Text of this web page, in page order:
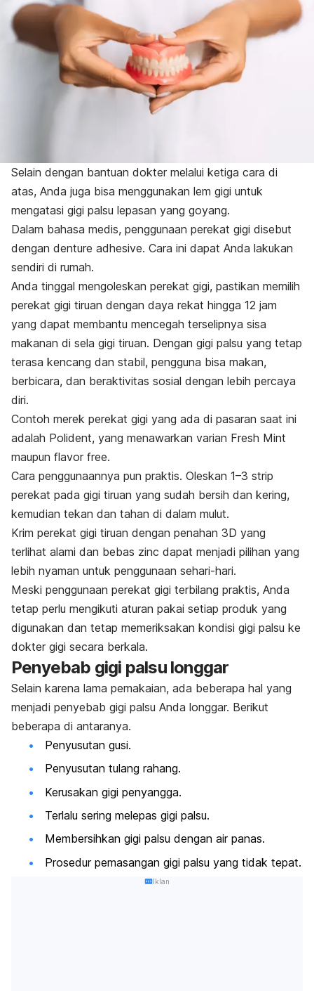
Selain dengan bantuan dokter melalui ketiga cara di
atas, Anda juga bisa menggunakan lem gigi untuk
mengatasi gigi palsu lepasan yang goyang.
Dalam bahasa medis, penggunaan perekat gigi disebut
dengan denture adhesive. Cara ini dapat Anda lakukan
sendiri di rumah.
Anda tinggal mengoleskan perekat gigi, pastikan memilih
perekat gigi tiruan dengan daya rekat hingga 12 jam
yang dapat membantu mencegah terselipnya sisa
makanan di sela gigi tiruan. Dengan gigi palsu yang tetap
terasa kencang dan stabil, pengguna bisa makan,
berbicara, dan beraktivitas sosial dengan lebih percaya
diri.
Contoh merek perekat gigi yang ada di pasaran saat ini
adalah Polident, yang menawarkan varian Fresh Mint
maupun flavor free.
Cara penggunaannya pun praktis. Oleskan 1–3 strip
perekat pada gigi tiruan yang sudah bersih dan kering,
kemudian tekan dan tahan di dalam mulut.
Krim perekat gigi tiruan dengan penahan 3D yang
terlihat alami dan bebas zinc dapat menjadi pilihan yang
lebih nyaman untuk penggunaan sehari-hari.
Meski penggunaan perekat gigi terbilang praktis, Anda
tetap perlu mengikuti aturan pakai setiap produk yang
digunakan dan tetap memeriksakan kondisi gigi palsu ke
dokter gigi secara berkala.
Penyebab gigi palsu longgar
Selain karena lama pemakaian, ada beberapa hal yang
menjadi penyebab gigi palsu Anda longgar. Berikut
beberapa di antaranya.
Penyusutan gusi.
Penyusutan tulang rahang.
Kerusakan gigi penyangga.
Terlalu sering melepas gigi palsu.
Membersihkan gigi palsu dengan air panas.
Prosedur pemasangan gigi palsu yang tidak tepat.
Iklan